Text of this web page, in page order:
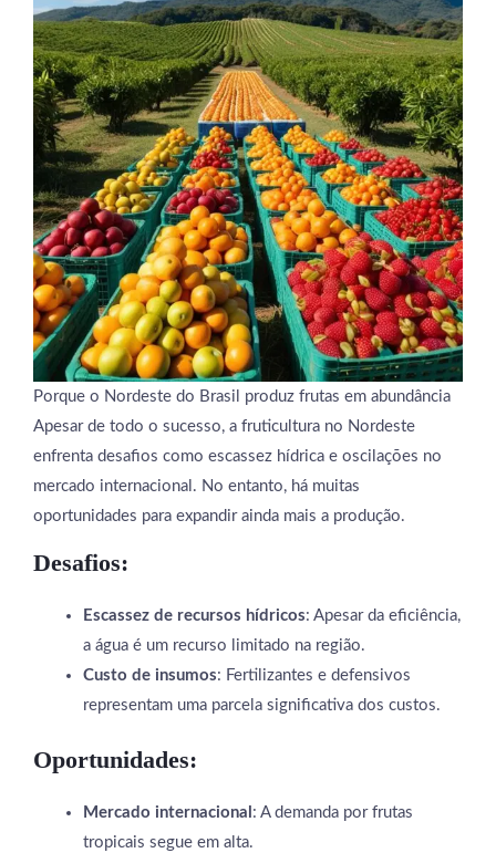
Porque o Nordeste do Brasil produz frutas em abundância
Apesar de todo o sucesso, a fruticultura no Nordeste
enfrenta desafios como escassez hídrica e oscilações no
mercado internacional. No entanto, há muitas
oportunidades para expandir ainda mais a produção.
Desafios:
Escassez de recursos hídricos: Apesar da eficiência,
a água é um recurso limitado na região.
Custo de insumos: Fertilizantes e defensivos
representam uma parcela significativa dos custos.
Oportunidades:
Mercado internacional : A demanda por frutas
tropicais segue em alta.